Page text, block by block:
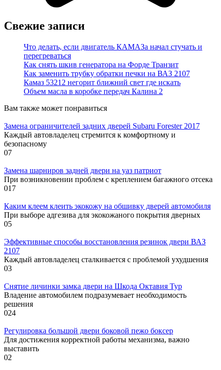
Свежие записи
Что делать, если двигатель КАМАЗа начал стучать и
перегреваться
Как снять шкив генератора на Форде Транзит
Как заменить трубку обратки печки на ВАЗ 2107
Камаз 53212 негорит ближний свет где искать
Объем масла в коробке передач Калина 2
Вам также может понравиться
Замена ограничителей задних дверей Subaru Forester 2017
Каждый автовладелец стремится к комфортному и
безопасному
07
Замена шарниров задней двери на уаз патриот
При возникновении проблем с креплением багажного отсека
017
Каким клеем клеить экокожу на обшивку дверей автомобиля
При выборе адгезива для экокожаного покрытия дверных
05
Эффективные способы восстановления резинок двери ВАЗ
2107
Каждый автовладелец сталкивается с проблемой ухудшения
03
Снятие личинки замка двери на Шкода Октавия Тур
Владение автомобилем подразумевает необходимость
решения
024
Регулировка большой двери боковой пежо боксер
Для достижения корректной работы механизма, важно
выставить
02